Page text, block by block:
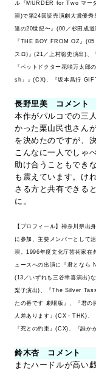
ル『MURDER for Two マー
演)で第24回読売演劇大賞優
達の20世紀〜』(00／杉田成
『THE BOY FROM OZ』
スロ)』(21／上村聡史演出)、
『ペットドクター花咲万太
sh」』(CX)、『坂本昌行
長野里美 コメント
本作がパルコでの三
かった栗山民也さん
を決めたのですが、
こんなに一人でしゃ
助け合うこともでき
も震えています。け
さる方と共有できる
に。
【プロフィール】神奈川県出
に参加、主要メンバーとして
演。1996年度文化庁芸術家在
ュースへの出演に『君となら
(13／いずれも三谷幸喜演出)
梨子演出)、『The Silver
たの番です 劇場版』、『君の
人差あります』(CX・THK)、
『死との約束』(CX)、『誰
鈴木杏 コメント
またハードルが高い